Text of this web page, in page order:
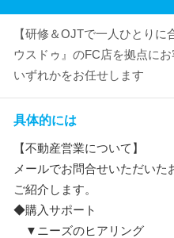
【研修＆OJTで一人ひとり
ウスドゥ』のFC店を拠点に
いずれかをお任せします
具体的には
【不動産営業について】
メールでお問合せいただい
ご紹介します。
◆購入サポート
▼ニーズのヒアリング